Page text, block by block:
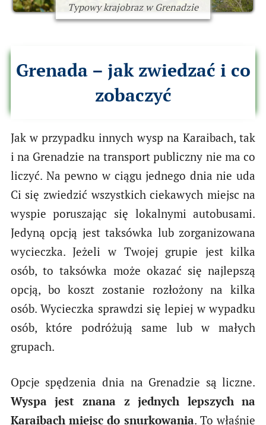
Typowy krajobraz w Grenadzie
Grenada – jak zwiedzać i co
zobaczyć
Jak w przypadku innych wysp na Karaibach, tak
i na Grenadzie na transport publiczny nie ma co
liczyć. Na pewno w ciągu jednego dnia nie uda
Ci się zwiedzić wszystkich ciekawych miejsc na
wyspie poruszając się lokalnymi autobusami.
Jedyną opcją jest taksówka lub zorganizowana
wycieczka. Jeżeli w Twojej grupie jest kilka
osób, to taksówka może okazać się najlepszą
opcją, bo koszt zostanie rozłożony na kilka
osób. Wycieczka sprawdzi się lepiej w wypadku
osób, które podróżują same lub w małych
grupach.
Opcje spędzenia dnia na Grenadzie są liczne.
Wyspa jest znana z jednych lepszych na
Karaibach miejsc do snurkowania. To właśnie